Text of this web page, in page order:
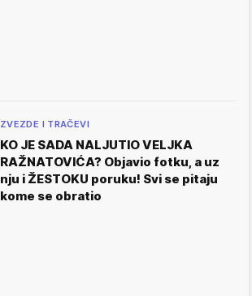
ZVEZDE I TRAČEVI
KO JE SADA NALJUTIO VELJKA
RAŽNATOVIĆA? Objavio fotku, a uz
nju i ŽESTOKU poruku! Svi se pitaju
kome se obratio